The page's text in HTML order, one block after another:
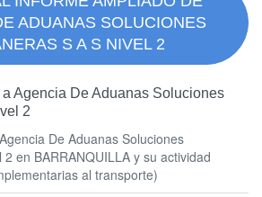
ADUANAS SOLUCIONES
S A S NIVEL 2
Agencia De Aduanas Soluciones
2
De Aduanas Soluciones
en BARRANQUILLA y su actividad
al transporte)